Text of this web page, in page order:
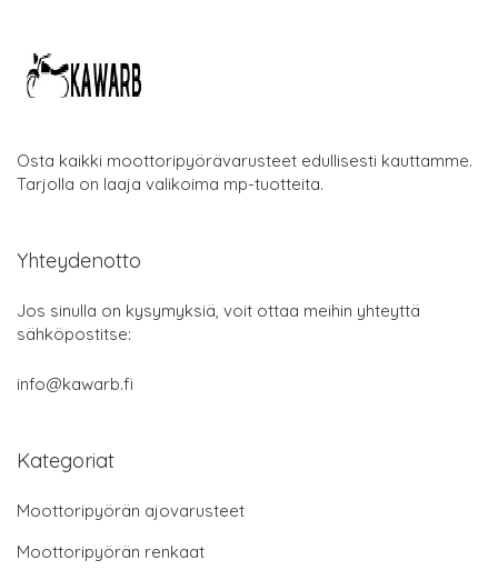
Osta kaikki moottoripyörävarusteet edullisesti kauttamme.
Tarjolla on laaja valikoima mp-tuotteita.
Yhteydenotto
Jos sinulla on kysymyksiä, voit ottaa meihin yhteyttä
sähköpostitse:
info@kawarb.fi
Kategoriat
Moottoripyörän ajovarusteet
Moottoripyörän renkaat